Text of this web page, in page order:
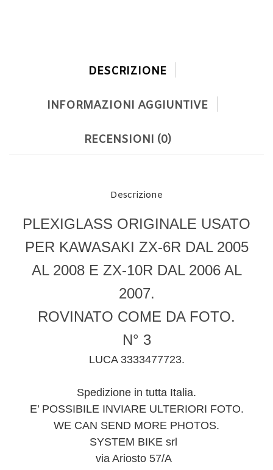
DESCRIZIONE
INFORMAZIONI AGGIUNTIVE
RECENSIONI (0)
Descrizione
PLEXIGLASS ORIGINALE USATO
PER KAWASAKI ZX-6R DAL 2005
AL 2008 E ZX-10R DAL 2006 AL
2007.
ROVINATO COME DA FOTO.
N° 3
LUCA 3333477723.
Spedizione in tutta Italia.
E’ POSSIBILE INVIARE ULTERIORI FOTO.
WE CAN SEND MORE PHOTOS.
SYSTEM BIKE srl
via Ariosto 57/A